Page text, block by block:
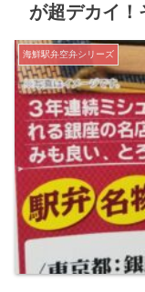
が超デカイ！
海鮮駅弁空弁シリーズ